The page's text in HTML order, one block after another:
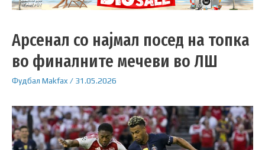
Арсенал со најмал посед на топка
во финалните мечеви во ЛШ
Фудбал Makfax / 31.05.2026